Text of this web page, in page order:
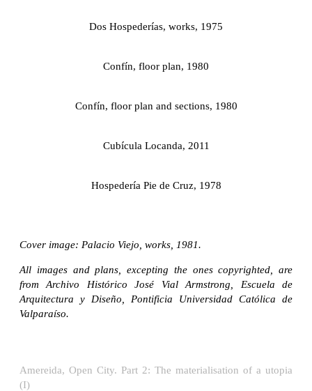
Dos Hospederías, works, 1975
Confín, floor plan, 1980
Confín, floor plan and sections, 1980
Cubícula Locanda, 2011
Hospedería Pie de Cruz, 1978
Cover image: Palacio Viejo, works, 1981.
All images and plans, excepting the ones copyrighted, are
from Archivo Histórico José Vial Armstrong, Escuela de
Arquitectura y Diseño, Pontificia Universidad Católica de
Valparaíso.
Amereida, Open City. Part 2: The materialisation of a utopia
(I)